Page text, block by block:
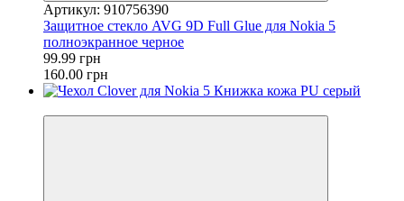
Артикул: 910756390
Защитное стекло AVG 9D Full Glue для Nokia 5
полноэкранное черное
99.99 грн
160.00 грн